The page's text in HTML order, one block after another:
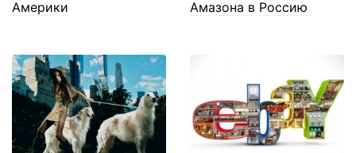
Америки
Амазона в Россию